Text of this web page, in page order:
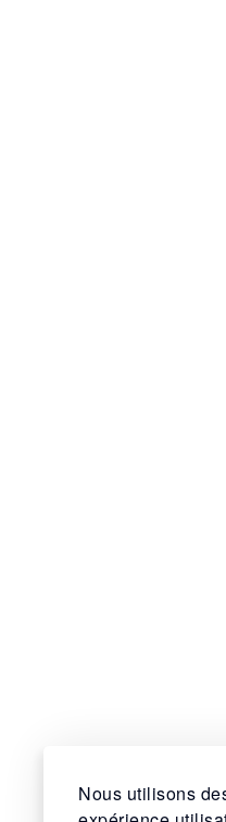
Nous utilisons